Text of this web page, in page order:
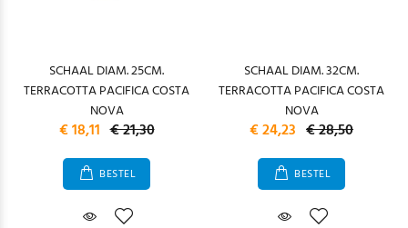
SCHAAL DIAM. 25CM.
TERRACOTTA PACIFICA COSTA
NOVA
€ 18,11 € 21,30
BESTEL
SCHAAL DIAM. 32CM.
TERRACOTTA PACIFICA COSTA
NOVA
€ 24,23 € 28,50
BESTEL